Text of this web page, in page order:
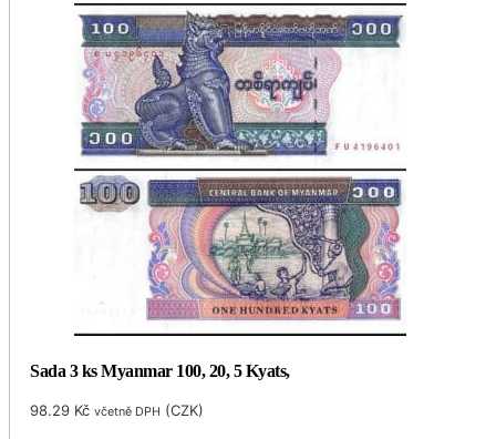
Sada 3 ks Myanmar 100, 20, 5 Kyats,
98.29 Kč včetně DPH (CZK)